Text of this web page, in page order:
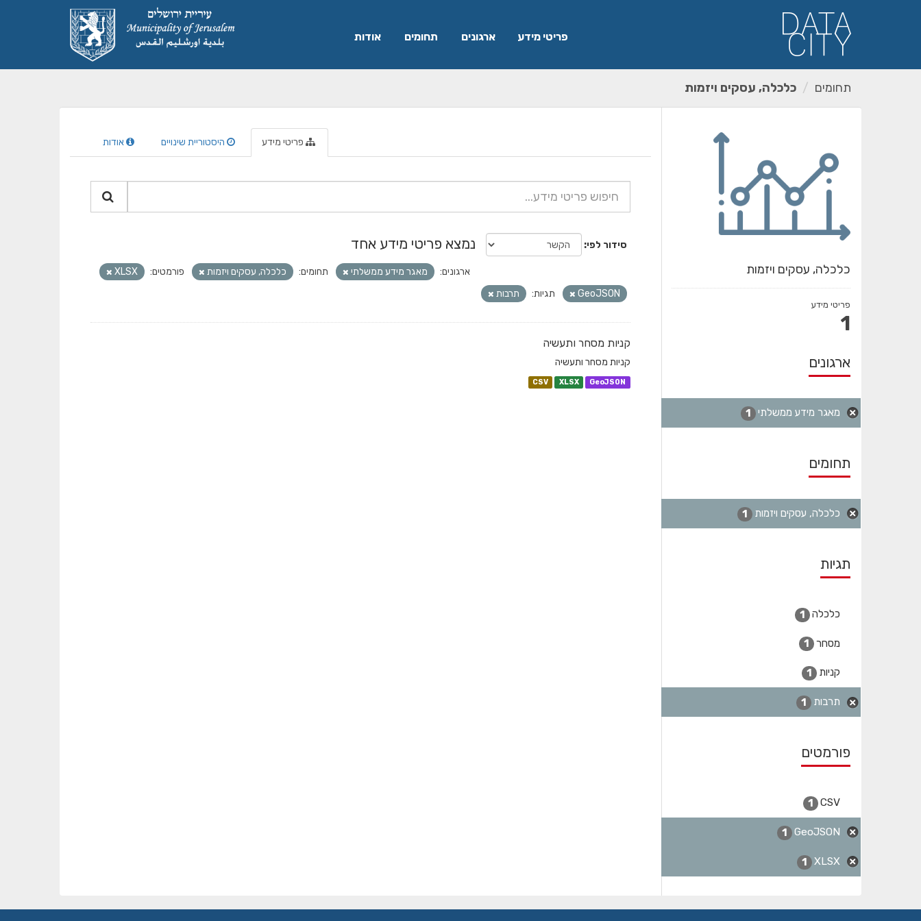
פריטי מידע ארגונים תחומים אודות
תחומים כלכלה, עסקים ויזמות
כלכלה, עסקים ויזמות
פריטי מידע
1
ארגונים
מאגר מידע ממשלתי 1
תחומים
כלכלה, עסקים ויזמות 1
תגיות
כלכלה 1
מסחר 1
קניות 1
תרבות 1
פורמטים
CSV
1
GeoJSON
1
XLSX
1
פריטי מידע היסטוריית שינויים אודות
סידור לפי נמצא פריטי מידע אחד
ארגונים: מאגר מידע ממשלתי תחומים: כלכלה, עסקים ויזמות פורמטים:
XLSX
GeoJSON
תגיות: תרבות
קניות מסחר ותעשיה
קניות מסחר ותעשיה
CSV XLSX GeoJSON